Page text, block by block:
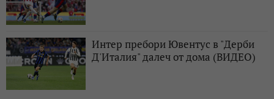
Интер пребори Ювентус в "Дерби
Д'Италия" далеч от дома (ВИДЕО)